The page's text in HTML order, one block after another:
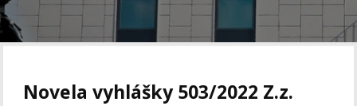
Novela vyhlášky 503/2022 Z.z.